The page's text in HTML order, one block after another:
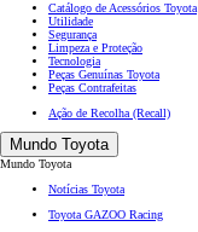
Catálogo de Acessórios Toyota
Utilidade
Segurança
Limpeza e Proteção
Tecnologia
Peças Genuínas Toyota
Peças Contrafeitas
Ação de Recolha (Recall)
Mundo Toyota
Mundo Toyota
Notícias Toyota
Toyota GAZOO Racing